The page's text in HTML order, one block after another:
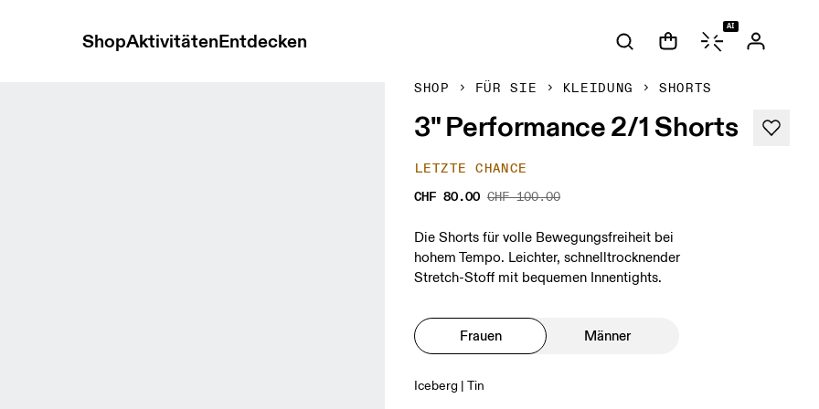
ShopAktivitätenEntdecken
AI
SHOP FÜR SIE KLEIDUNG SHORTS
3" Performance 2/1 Shorts
LETZTE CHANCE
CHF 80.00 CHF 100.00
Die Shorts für volle Bewegungsfreiheit bei
hohem Tempo. Leichter, schnelltrocknender
Stretch-Stoff mit bequemen Innentights.
Frauen Männer
Iceberg | Tin